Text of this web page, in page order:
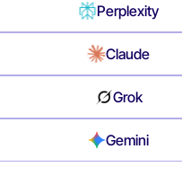
Perplexity
Claude
Grok
Gemini